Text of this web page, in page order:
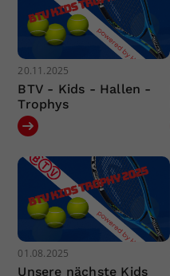
20.11.2025
BTV - Kids - Hallen -
Trophys
01.08.2025
Unsere nächste Kids